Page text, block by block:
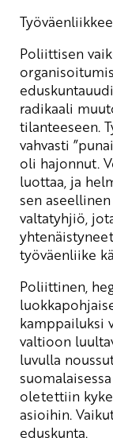
Poliittisen
radikaali
tilanteeseen.
vahvasti
oli hajonnut.
luottaa, ja
sen
valtatyhjiö,
työväenliike
Poliittinen,
kamppailuksi
valtioon
luvulla
oletettiin
asioihin.
eduskunta.